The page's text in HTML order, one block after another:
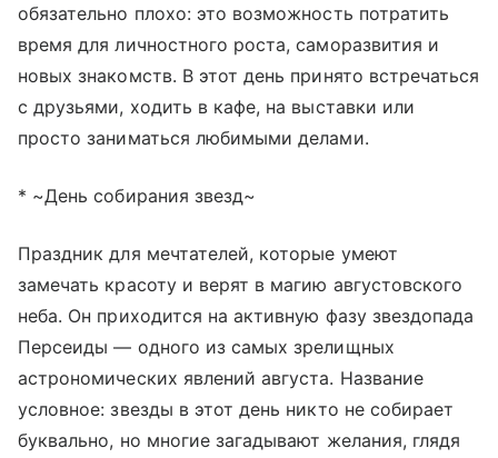
обязательно плохо: это возможность потратить
время для личностного роста, саморазвития и
новых знакомств. В этот день принято встречаться
с друзьями, ходить в кафе, на выставки или
просто заниматься любимыми делами.
* ~День собирания звезд~
Праздник для мечтателей, которые умеют
замечать красоту и верят в магию августовского
неба. Он приходится на активную фазу звездопада
Персеиды — одного из самых зрелищных
астрономических явлений августа. Название
условное: звезды в этот день никто не собирает
буквально, но многие загадывают желания, глядя